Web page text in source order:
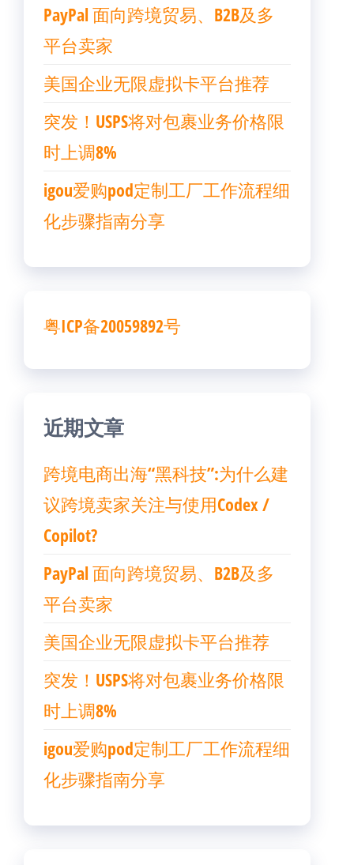
PayPal 面向跨境贸易、B2B及多
平台卖家
美国企业无限虚拟卡平台推荐
突发！USPS将对包裹业务价格限
时上调8%
igou爱购pod定制工厂工作流程细
化步骤指南分享
粤ICP备20059892号
近期文章
跨境电商出海“黑科技”:为什么建
议跨境卖家关注与使用Codex /
Copilot?
PayPal 面向跨境贸易、B2B及多
平台卖家
美国企业无限虚拟卡平台推荐
突发！USPS将对包裹业务价格限
时上调8%
igou爱购pod定制工厂工作流程细
化步骤指南分享